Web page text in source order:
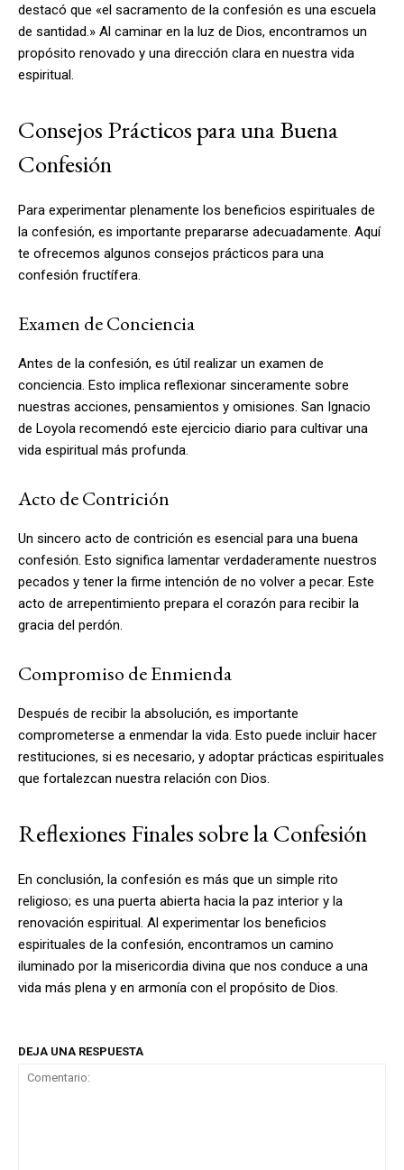
destacó que «el sacramento de la confesión es una escuela
de santidad.» Al caminar en la luz de Dios, encontramos un
propósito renovado y una dirección clara en nuestra vida
espiritual.
Consejos Prácticos para una Buena
Confesión
Para experimentar plenamente los beneficios espirituales de
la confesión, es importante prepararse adecuadamente. Aquí
te ofrecemos algunos consejos prácticos para una
confesión fructífera.
Examen de Conciencia
Antes de la confesión, es útil realizar un examen de
conciencia. Esto implica reflexionar sinceramente sobre
nuestras acciones, pensamientos y omisiones. San Ignacio
de Loyola recomendó este ejercicio diario para cultivar una
vida espiritual más profunda.
Acto de Contrición
Un sincero acto de contrición es esencial para una buena
confesión. Esto significa lamentar verdaderamente nuestros
pecados y tener la firme intención de no volver a pecar. Este
acto de arrepentimiento prepara el corazón para recibir la
gracia del perdón.
Compromiso de Enmienda
Después de recibir la absolución, es importante
comprometerse a enmendar la vida. Esto puede incluir hacer
restituciones, si es necesario, y adoptar prácticas espirituales
que fortalezcan nuestra relación con Dios.
Reflexiones Finales sobre la Confesión
En conclusión, la confesión es más que un simple rito
religioso; es una puerta abierta hacia la paz interior y la
renovación espiritual. Al experimentar los beneficios
espirituales de la confesión, encontramos un camino
iluminado por la misericordia divina que nos conduce a una
vida más plena y en armonía con el propósito de Dios.
DEJA UNA RESPUESTA